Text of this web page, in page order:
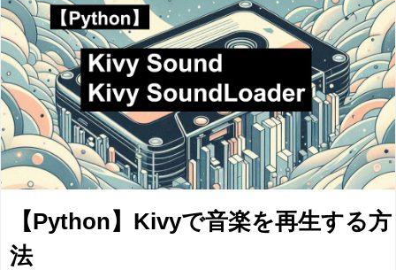
【Python】Kivyで音楽を再生する方
法